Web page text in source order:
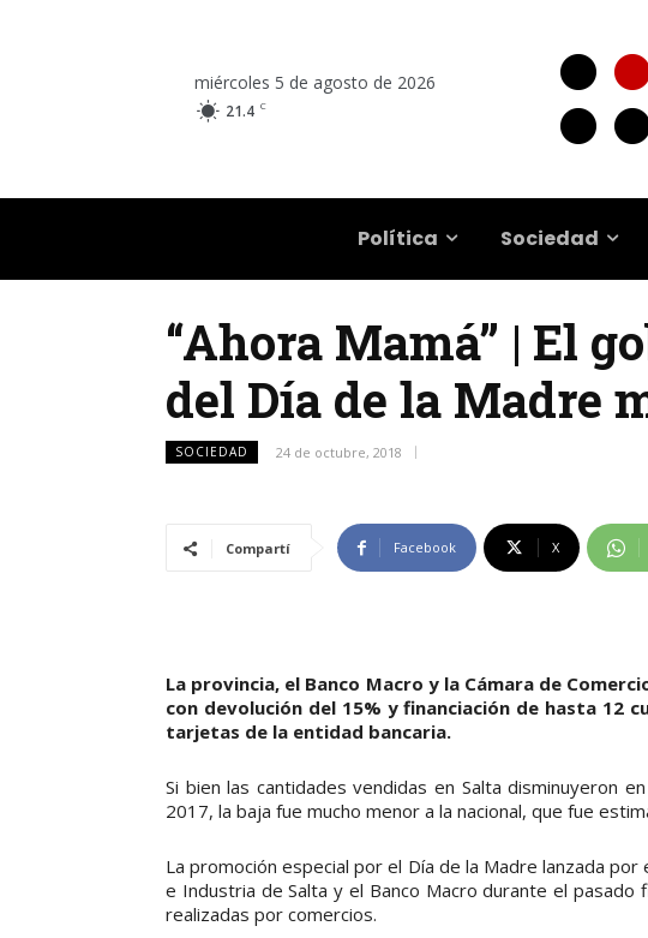
miércoles 5 de agosto de 2026
21.4 C
Política Sociedad
“Ahora Mamá” | El
del Día de la Madre
SOCIEDAD 24 de octubre, 2018
Compartí Facebook X
La provincia, el Banco Macro y la Cámara de
con devolución del 15% y financiación de hasta 12
tarjetas de la entidad bancaria.
Si bien las cantidades vendidas en Salta disminuyeron
2017, la baja fue mucho menor a la nacional, que fue
La promoción especial por el Día de la Madre lanzada
e Industria de Salta y el Banco Macro durante el
realizadas por comercios.